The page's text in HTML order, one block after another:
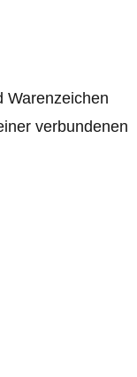
Warenzeichen
verbundenen